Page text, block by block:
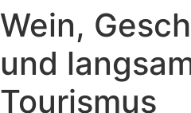
Wein,
und
Tourismus